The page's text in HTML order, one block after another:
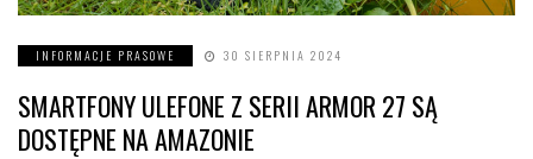
INFORMACJE PRASOWE 30 SIERPNIA 2024
SMARTFONY ULEFONE Z SERII ARMOR 27 SĄ
DOSTĘPNE NA AMAZONIE